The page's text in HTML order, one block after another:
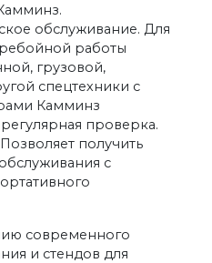
обслуживание. Для
работы
грузовой,
спецтехники с
Камминз
проверка.
получить
с
современного
и стендов для